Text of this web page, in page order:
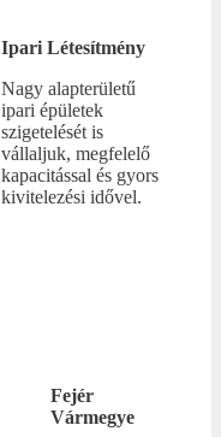
Ipari Létesítmény
Nagy alapterületű
ipari épületek
szigetelését is
vállaljuk, megfelelő
kapacitással és gyors
kivitelezési idővel.
Fejér
Vármegye